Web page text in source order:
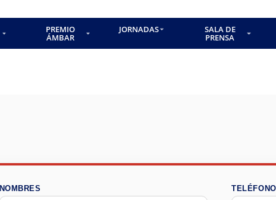
PREMIO
ÁMBAR
JORNADAS SALA DE
PRENSA
NOMBRES TELÉFONO